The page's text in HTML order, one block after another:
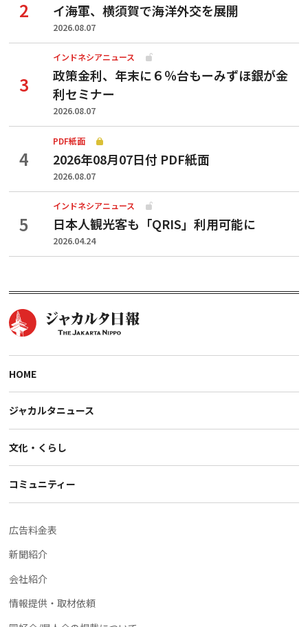
イ海軍、横須賀で海洋外交を展開
2026.08.07
インドネシアニュース
政策金利、年末に６％台もーみずほ銀が金
利セミナー
2026.08.07
PDF紙面
2026年08月07日付 PDF紙面
2026.08.07
インドネシアニュース
日本人観光客も「QRIS」利用可能に
2026.04.24
HOME
ジャカルタニュース
文化・くらし
コミュニティー
広告料金表
新聞紹介
会社紹介
情報提供・取材依頼